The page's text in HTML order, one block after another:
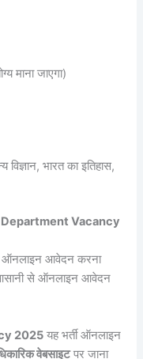
माना जाएगा)
भारत का इतिहास,
Vacancy
ऑनलाइन आवेदन करना
आसानी से ऑनलाइन आवेदन
2025 यह भर्ती ऑनलाइन
वेबसाइटपर जाना